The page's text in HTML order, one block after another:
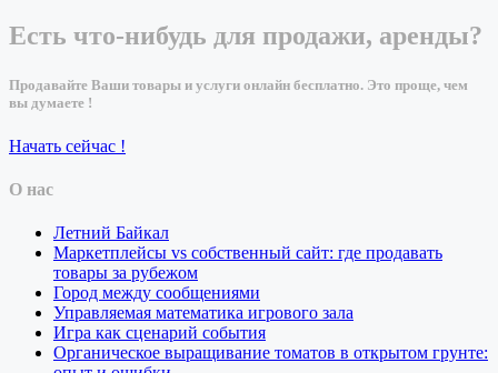
Есть что-нибудь для продажи, аренды?
Продавайте Ваши товары и услуги онлайн бесплатно. Это проще, чем
вы думаете !
Начать сейчас !
О нас
Летний Байкал
Маркетплейсы vs собственный сайт: где продавать
товары за рубежом
Город между сообщениями
Управляемая математика игрового зала
Игра как сценарий события
Органическое выращивание томатов в открытом грунте: